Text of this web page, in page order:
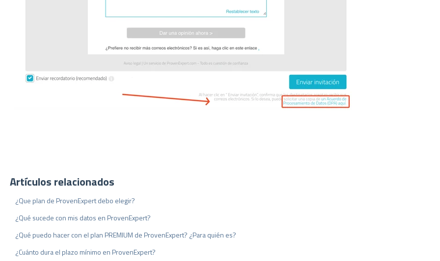
Artículos relacionados
¿Que plan de ProvenExpert debo elegir?
¿Qué sucede con mis datos en ProvenExpert?
¿Qué puedo hacer con el plan PREMIUM de ProvenExpert? ¿Para quién es?
¿Cuánto dura el plazo mínimo en ProvenExpert?